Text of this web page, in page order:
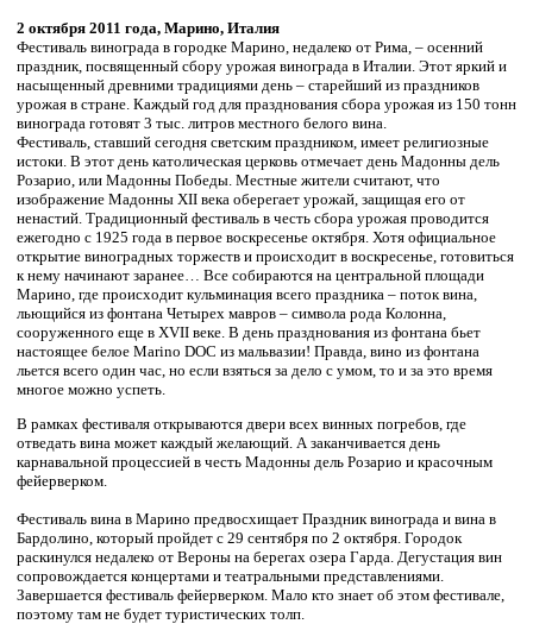
2 октября 2011 года, Марино, Италия
Фестиваль винограда в городке Марино, недалеко от Рима, – осенний
праздник, посвященный сбору урожая винограда в Италии. Этот яркий и
насыщенный древними традициями день – старейший из праздников
урожая в стране. Каждый год для празднования сбора урожая из 150 тонн
винограда готовят 3 тыс. литров местного белого вина.
Фестиваль, ставший сегодня светским праздником, имеет религиозные
истоки. В этот день католическая церковь отмечает день Мадонны дель
Розарио, или Мадонны Победы. Местные жители считают, что
изображение Мадонны XII века оберегает урожай, защищая его от
ненастий. Традиционный фестиваль в честь сбора урожая проводится
ежегодно с 1925 года в первое воскресенье октября. Хотя официальное
открытие виноградных торжеств и происходит в воскресенье, готовиться
к нему начинают заранее… Все собираются на центральной площади
Марино, где происходит кульминация всего праздника – поток вина,
льющийся из фонтана Четырех мавров – символа рода Колонна,
сооруженного еще в XVII веке. В день празднования из фонтана бьет
настоящее белое Marino DOC из мальвазии! Правда, вино из фонтана
льется всего один час, но если взяться за дело с умом, то и за это время
многое можно успеть.
В рамках фестиваля открываются двери всех винных погребов, где
отведать вина может каждый желающий. А заканчивается день
карнавальной процессией в честь Мадонны дель Розарио и красочным
фейерверком.
Фестиваль вина в Марино предвосхищает Праздник винограда и вина в
Бардолино, который пройдет с 29 сентября по 2 октября. Городок
раскинулся недалеко от Вероны на берегах озера Гарда. Дегустация вин
сопровождается концертами и театральными представлениями.
Завершается фестиваль фейерверком. Мало кто знает об этом фестивале,
поэтому там не будет туристических толп.